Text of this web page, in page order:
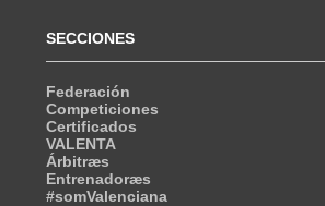
SECCIONES
Federación
Competiciones
Certificados
VALENTA
Árbitræs
Entrenadoræs
#somValenciana